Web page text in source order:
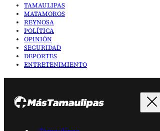
TAMAULIPAS
MATAMOROS
REYNOSA
POLÍTICA
OPINIÓN
SEGURIDAD
DEPORTES
ENTRETENIMIENTO